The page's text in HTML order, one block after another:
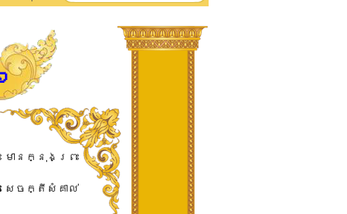
មាន​ក្នុង​ព្រះ​
សេចក្តី​សំគាល់​